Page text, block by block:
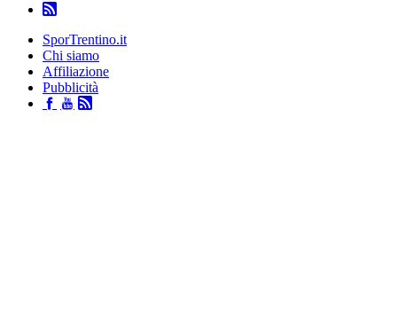
SporTrentino.it
Chi siamo
Affiliazione
Pubblicità